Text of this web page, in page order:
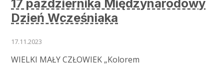
17 października Międzynarodowy
Dzień Wcześniaka
17.11.2023
WIELKI MAŁY CZŁOWIEK „Kolorem